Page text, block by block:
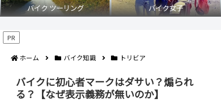
バイク ツーリング バイク女子
PR
ホーム バイク知識 トリビア
バイクに初心者マークはダサい？煽られ
る？【なぜ表示義務が無いのか】